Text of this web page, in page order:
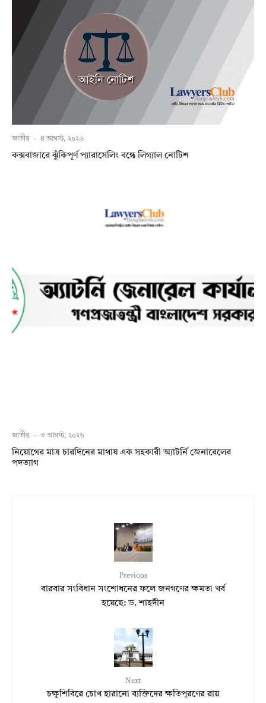
জাতীয় · ৪ আগস্ট, ২০২৬
কক্সবাজারে ঝুঁকিপূর্ণ প্যারাসেলিং বন্ধে লিগ্যাল নোটিশ
জাতীয় · ৩ আগস্ট, ২০২৬
নিয়োগের মাত্র চারদিনের মাথায় এক সহকারী অ্যাটর্নি জেনারেলের
পদত্যাগ
Previous
বারবার সংবিধান সংশোধনের ফলে জনগণের ক্ষমতা খর্ব
হয়েছে: ড. শাহদীন
Next
চক্ষুশিবিরে চোখ হারানো ব্যক্তিদের ক্ষতিপূরণের রায়